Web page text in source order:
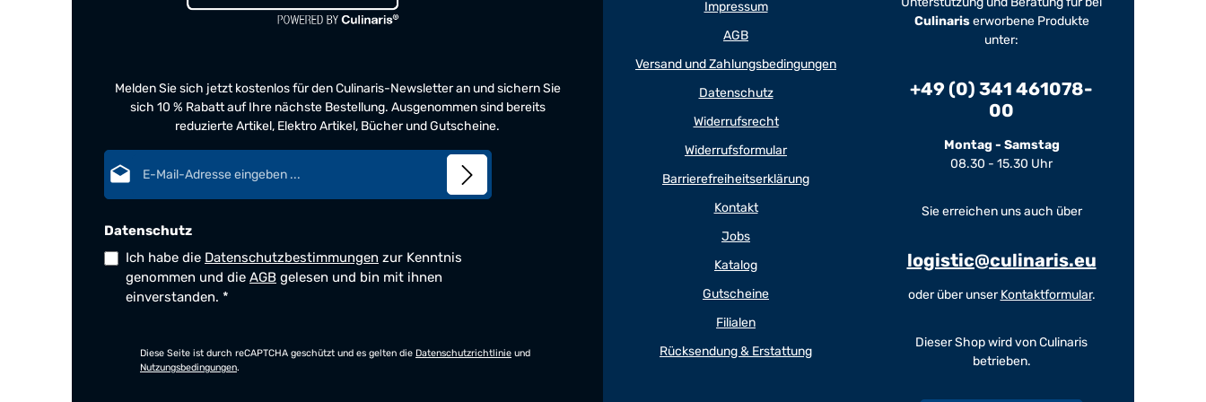
Melden Sie sich jetzt kostenlos für den Culinaris-Newsletter an und sichern Sie
sich 10 % Rabatt auf Ihre nächste Bestellung. Ausgenommen sind bereits
reduzierte Artikel, Elektro Artikel, Bücher und Gutscheine.
Datenschutz
Ich habe die Datenschutzbestimmungen zur Kenntnis
genommen und die AGB gelesen und bin mit ihnen
einverstanden. *
Diese Seite ist durch reCAPTCHA geschützt und es gelten die Datenschutzrichtlinie und
Nutzungsbedingungen.
Impressum
AGB
Versand und Zahlungsbedingungen
Datenschutz
Widerrufsrecht
Widerrufsformular
Barrierefreiheitserklärung
Kontakt
Jobs
Katalog
Gutscheine
Filialen
Rücksendung & Erstattung
Culinariserworbene Produkte
unter:
+49 (0) 341 461078-
00
Montag - Samstag
08.30 - 15.30 Uhr
Sie erreichen uns auch über
logistic@culinaris.eu
oder über unserKontaktformular.
Dieser Shop wird von Culinaris
betrieben.